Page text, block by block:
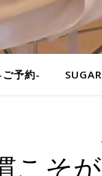
予約-
こそ